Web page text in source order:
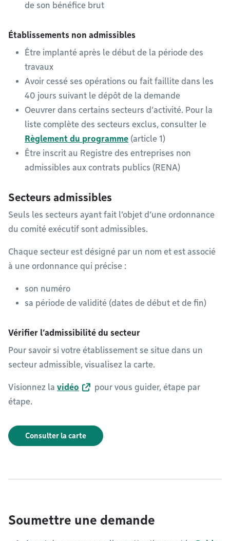
de son bénéfice brut
Établissements non admissibles
Être implanté après le début de la période des
travaux
Avoir cessé ses opérations ou fait faillite dans les
40 jours suivant le dépôt de la demande
Oeuvrer dans certains secteurs d’activité. Pour la
liste complète des secteurs exclus, consulter le
Règlement du programme (article 1)
Être inscrit au Registre des entreprises non
admissibles aux contrats publics (RENA)
Secteurs admissibles
Seuls les secteurs ayant fait l’objet d’une ordonnance
du comité exécutif sont admissibles.
Chaque secteur est désigné par un nom et est associé
à une ordonnance qui précise :
son numéro
sa période de validité (dates de début et de fin)
Vérifier l’admissibilité du secteur
Pour savoir si votre établissement se situe dans un
secteur admissible, visualisez la carte.
Visionnez la vidéo
pour vous guider, étape par
étape.
Consulter la carte
Soumettre une demande